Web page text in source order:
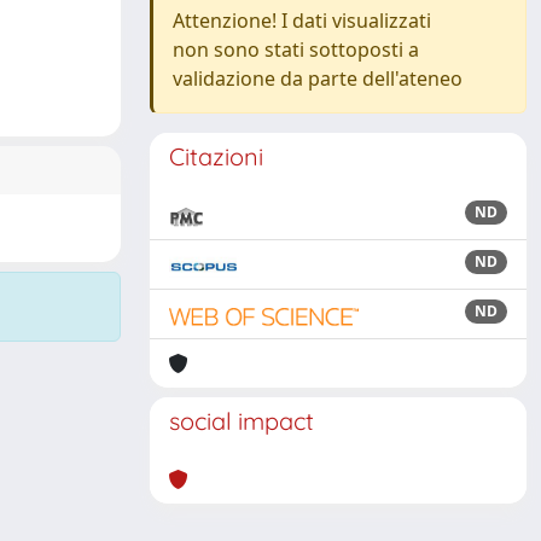
Attenzione! I dati visualizzati
non sono stati sottoposti a
validazione da parte dell'ateneo
Citazioni
ND
ND
ND
social impact